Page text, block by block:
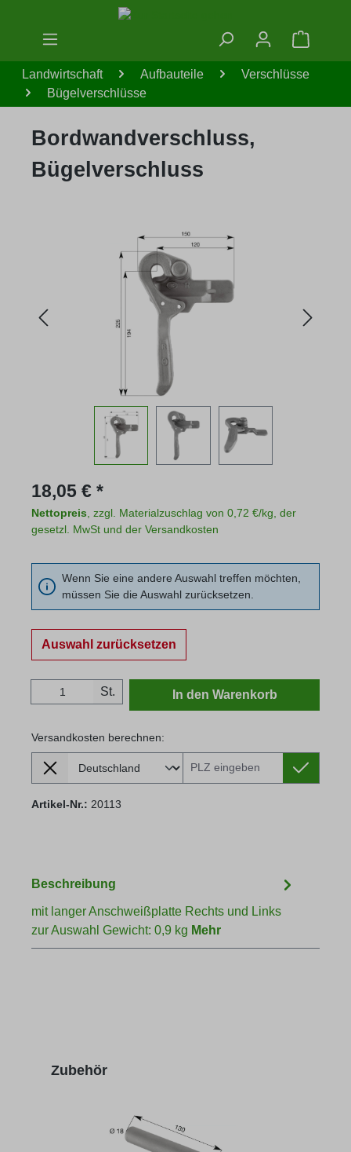
Zum Hauptinhalt springen
Landwirtschaft Aufbauteile
Verschlüsse
Bügelverschlüsse
Bordwandverschluss,
Bügelverschluss
Bildergalerie überspringen
Regulärer Preis:
18,05 € *
Nettopreis , zzgl. Materialzuschlag von 0,72 €/kg, der
gesetzl. MwSt und der Versandkosten
Wenn Sie eine andere Auswahl treffen möchten,
müssen Sie die Auswahl zurücksetzen.
Auswahl zurücksetzen
Produkt Anzahl: Gib den gewünschten
St. In den Warenkorb
Versandkosten berechnen:
Lieferland
Versandkosten berechnen:
Artikel-Nr.: 20113
Beschreibung
mit langer Anschweißplatte Rechts und Links
zur Auswahl Gewicht: 0,9 kg Mehr
Produktgalerie überspringen
Zubehör